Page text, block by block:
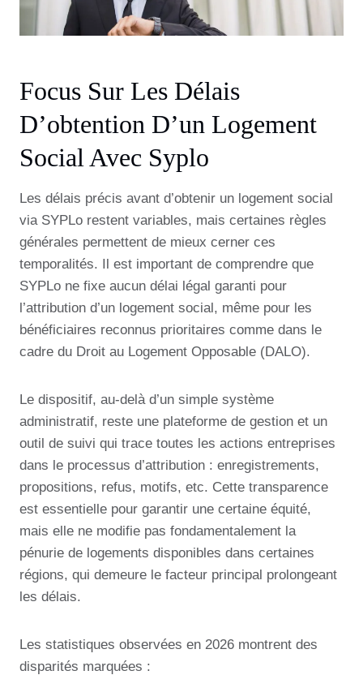
Focus Sur Les Délais
D’obtention D’un Logement
Social Avec Syplo
Les délais précis avant d’obtenir un logement social
via SYPLo restent variables, mais certaines règles
générales permettent de mieux cerner ces
temporalités. Il est important de comprendre que
SYPLo ne fixe aucun délai légal garanti pour
l’attribution d’un logement social, même pour les
bénéficiaires reconnus prioritaires comme dans le
cadre du Droit au Logement Opposable (DALO).
Le dispositif, au-delà d’un simple système
administratif, reste une plateforme de gestion et un
outil de suivi qui trace toutes les actions entreprises
dans le processus d’attribution : enregistrements,
propositions, refus, motifs, etc. Cette transparence
est essentielle pour garantir une certaine équité,
mais elle ne modifie pas fondamentalement la
pénurie de logements disponibles dans certaines
régions, qui demeure le facteur principal prolongeant
les délais.
Les statistiques observées en 2026 montrent des
disparités marquées :